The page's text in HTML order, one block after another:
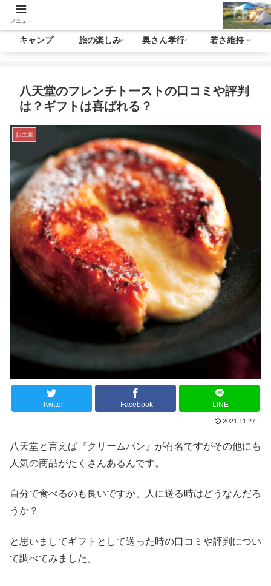
キャンプ 旅の楽しみ 奥さん孝行 若さ維持
八天堂のフレンチトーストの口コミや評判
は？ギフトは喜ばれる？
お土産
Twitter Facebook LINE
2021.11.27
八天堂と言えば『クリームパン』が有名ですがその他にも
人気の商品がたくさんあるんです。
自分で食べるのも良いですが、人に送る時はどうなんだろ
うか？
と思いましてギフトとして送った時の口コミや評判につい
て調べてみました。
メニュー